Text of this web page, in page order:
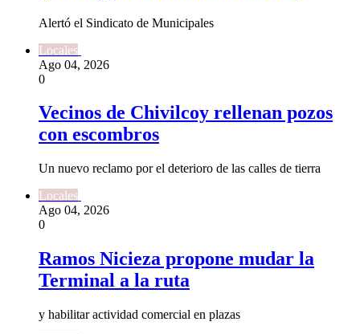
Alertó el Sindicato de Municipales
Locales
Ago 04, 2026
0
Vecinos de Chivilcoy rellenan pozos
con escombros
Un nuevo reclamo por el deterioro de las calles de tierra
Locales
Ago 04, 2026
0
Ramos Nicieza propone mudar la
Terminal a la ruta
y habilitar actividad comercial en plazas